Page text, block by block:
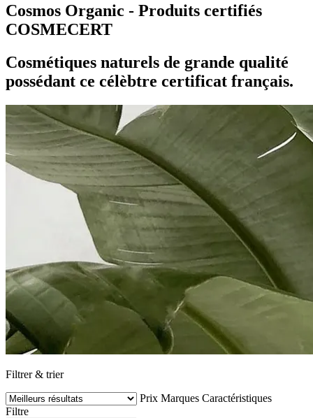
Cosmos Organic - Produits certifiés
COSMECERT
Cosmétiques naturels de grande qualité
possédant ce célèbtre certificat français.
Filtrer & trier
Prix Marques Caractéristiques
Filtre